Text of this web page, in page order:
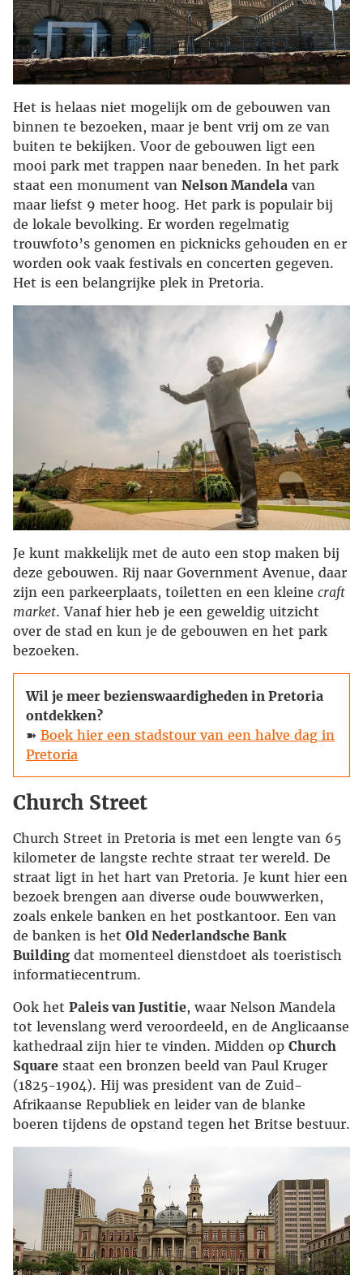
Het is helaas niet mogelijk om de gebouwen van
binnen te bezoeken, maar je bent vrij om ze van
buiten te bekijken. Voor de gebouwen ligt een
mooi park met trappen naar beneden. In het park
staat een monument van Nelson Mandela van
maar liefst 9 meter hoog. Het park is populair bij
de lokale bevolking. Er worden regelmatig
trouwfoto’s genomen en picknicks gehouden en er
worden ook vaak festivals en concerten gegeven.
Het is een belangrijke plek in Pretoria.
Je kunt makkelijk met de auto een stop maken bij
deze gebouwen. Rij naar Government Avenue, daar
zijn een parkeerplaats, toiletten en een kleine craft
market. Vanaf hier heb je een geweldig uitzicht
over de stad en kun je de gebouwen en het park
bezoeken.
Wil je meer bezienswaardigheden in Pretoria
ontdekken?
➽ Boek hier een stadstour van een halve dag in
Pretoria
Church Street
Church Street in Pretoria is met een lengte van 65
kilometer de langste rechte straat ter wereld. De
straat ligt in het hart van Pretoria. Je kunt hier een
bezoek brengen aan diverse oude bouwwerken,
zoals enkele banken en het postkantoor. Een van
de banken is het Old Nederlandsche Bank
Building dat momenteel dienstdoet als toeristisch
informatiecentrum.
Ook het Paleis van Justitie, waar Nelson Mandela
tot levenslang werd veroordeeld, en de Anglicaanse
kathedraal zijn hier te vinden. Midden op Church
Square staat een bronzen beeld van Paul Kruger
(1825-1904). Hij was president van de Zuid-
Afrikaanse Republiek en leider van de blanke
boeren tijdens de opstand tegen het Britse bestuur.